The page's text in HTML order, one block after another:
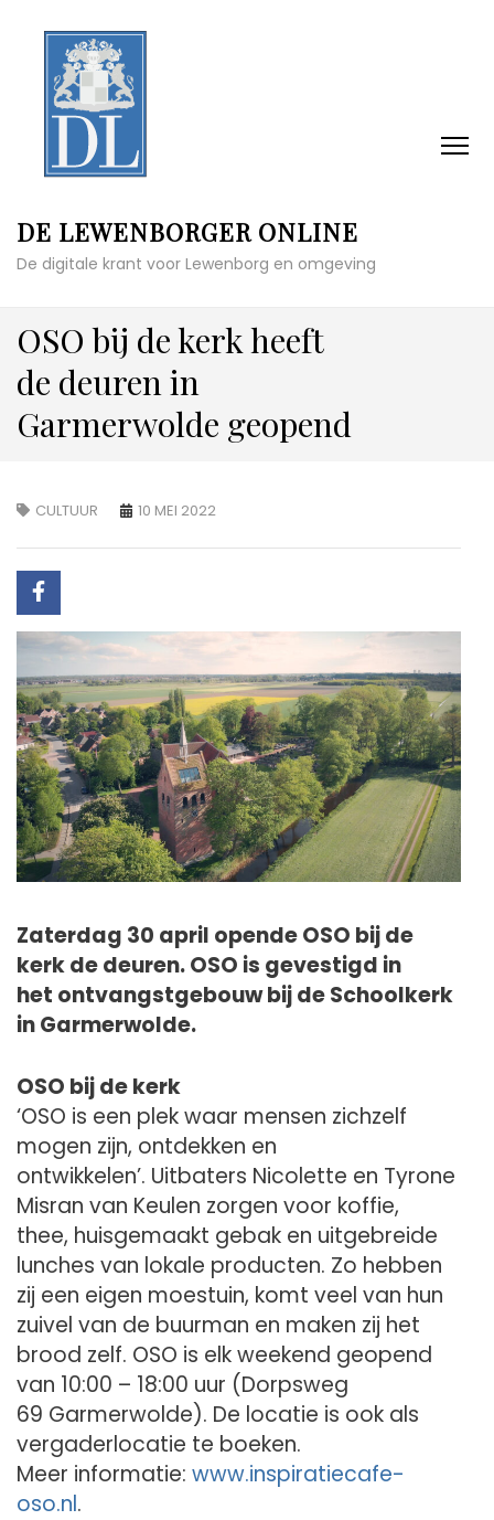
DE LEWENBORGER ONLINE
De digitale krant voor Lewenborg en omgeving
OSO bij de kerk heeft
de deuren in
Garmerwolde geopend
CULTUUR 10 MEI 2022
Zaterdag 30 april opende OSO bij de
kerk de deuren. OSO is gevestigd in
het ontvangstgebouw bij de Schoolkerk
in Garmerwolde.
OSO bij de kerk
‘OSO is een plek waar mensen zichzelf
mogen zijn, ontdekken en
ontwikkelen’. Uitbaters Nicolette en Tyrone
Misran van Keulen zorgen voor koffie,
thee, huisgemaakt gebak en uitgebreide
lunches van lokale producten. Zo hebben
zij een eigen moestuin, komt veel van hun
zuivel van de buurman en maken zij het
brood zelf. OSO is elk weekend geopend
van 10:00 – 18:00 uur (Dorpsweg
69 Garmerwolde). De locatie is ook als
vergaderlocatie te boeken.
Meer informatie: www.inspiratiecafe-
oso.nl.